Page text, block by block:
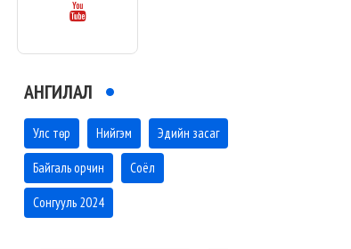
АНГИЛАЛ
Улс төр Нийгэм Эдийн засаг
Байгаль орчин Соёл
Сонгууль 2024